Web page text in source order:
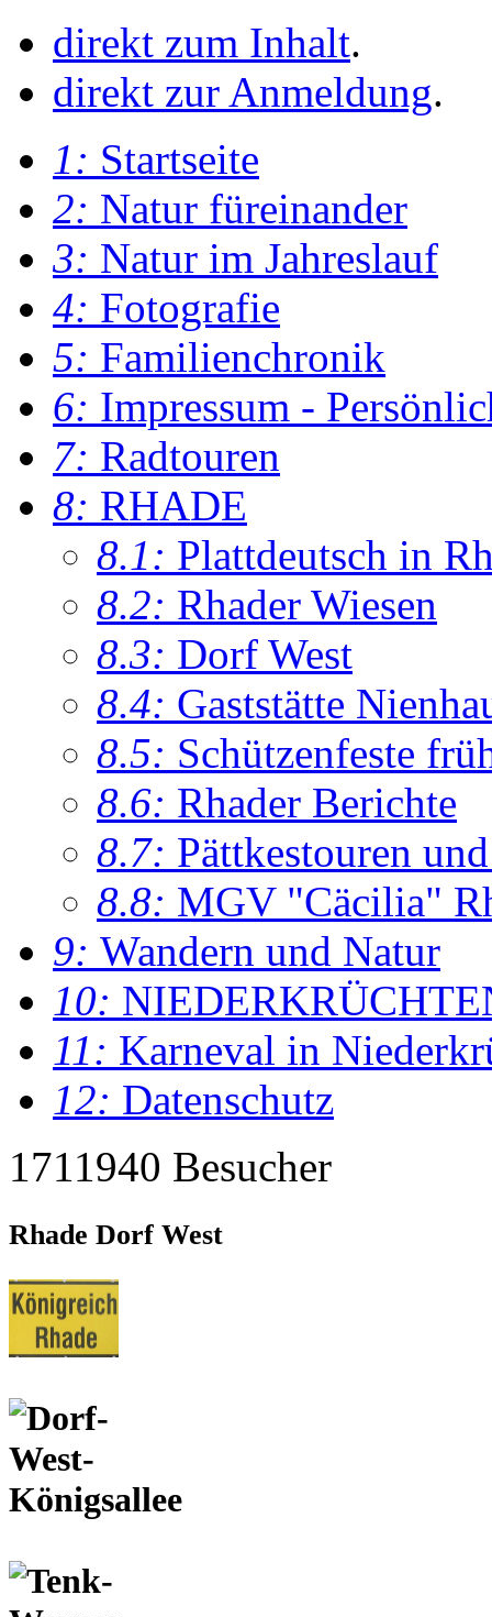
direkt zum Inhalt.
direkt zur Anmeldung.
1: Startseite
2: Natur füreinander
3: Natur im Jahreslauf
4: Fotografie
5: Familienchronik
6: Impressum -
7: Radtouren
8: RHADE
8.1: Plattdeutsch in
8.2: Rhader Wiesen
8.3: Dorf West
8.4: Gaststätte
8.5: Schützenfeste
8.6: Rhader Berichte
8.7: Pättkestouren
8.8: MGV "Cäcilia"
9: Wandern und Natur
10:
11: Karneval in
12: Datenschutz
1711940 Besucher
Rhade Dorf West